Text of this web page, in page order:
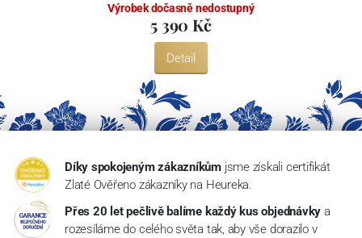
Výrobek dočasně nedostupný
5 390 Kč
Detail
Díky spokojeným zákazníkům jsme získali certifikát
Zlaté Ověřeno zákazníky na Heureka.
Přes 20 let pečlivě balíme každý kus objednávky a
rozesíláme do celého světa tak, aby vše dorazilo v